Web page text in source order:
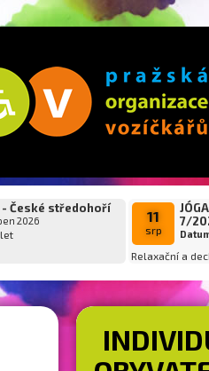
- České středohoří
2026 11
srp
7/
Relaxační a